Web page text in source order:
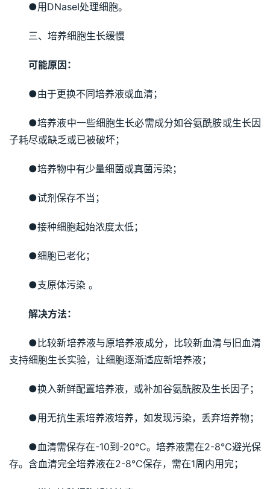
●用DNaseI处理细胞。
三、培养细胞生长缓慢
可能原因：
●由于更换不同培养液或血清；
●培养液中一些细胞生长必需成分如谷氨酰胺或生长因
子耗尽或缺乏或已被破坏；
●培养物中有少量细菌或真菌污染；
●试剂保存不当；
●接种细胞起始浓度太低；
●细胞已老化；
●支原体污染 。
解决方法：
●比较新培养液与原培养液成分，比较新血清与旧血清
支持细胞生长实验，让细胞逐渐适应新培养液；
●换入新鲜配置培养液，或补加谷氨酰胺及生长因子；
●用无抗生素培养液培养，如发现污染，丢弃培养物；
●血清需保存在-10到-20℃。培养液需在2-8℃避光保
存。含血清完全培养液在2-8℃保存，需在1周内用完；